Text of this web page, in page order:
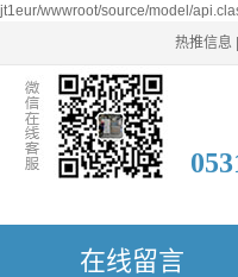
wwwroot/source/model/
热推信息
在线留言